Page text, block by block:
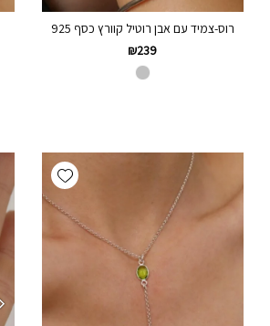
רוס-צמיד עם אבן רוטיל קוורץ כסף 925
₪239
Add
Add wishlist